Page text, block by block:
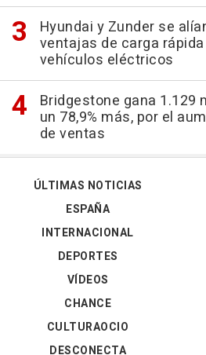
Hyundai y Zunder se
ventajas de carga
vehículos eléctricos
Bridgestone gana 1.129
un 78,9% más, por el
de ventas
ÚLTIMAS NOTICIAS
ESPAÑA
INTERNACIONAL
DEPORTES
VÍDEOS
CHANCE
CULTURAOCIO
DESCONECTA